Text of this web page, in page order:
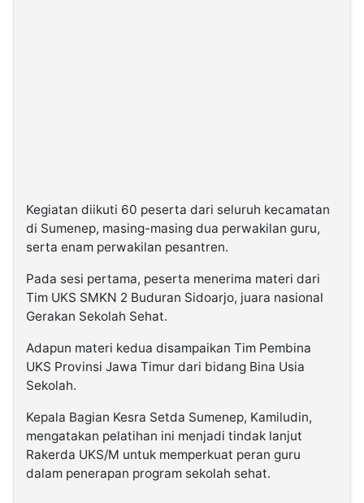
Kegiatan diikuti 60 peserta dari seluruh kecamatan
di Sumenep, masing-masing dua perwakilan guru,
serta enam perwakilan pesantren.
Pada sesi pertama, peserta menerima materi dari
Tim UKS SMKN 2 Buduran Sidoarjo, juara nasional
Gerakan Sekolah Sehat.
Adapun materi kedua disampaikan Tim Pembina
UKS Provinsi Jawa Timur dari bidang Bina Usia
Sekolah.
Kepala Bagian Kesra Setda Sumenep, Kamiludin,
mengatakan pelatihan ini menjadi tindak lanjut
Rakerda UKS/M untuk memperkuat peran guru
dalam penerapan program sekolah sehat.